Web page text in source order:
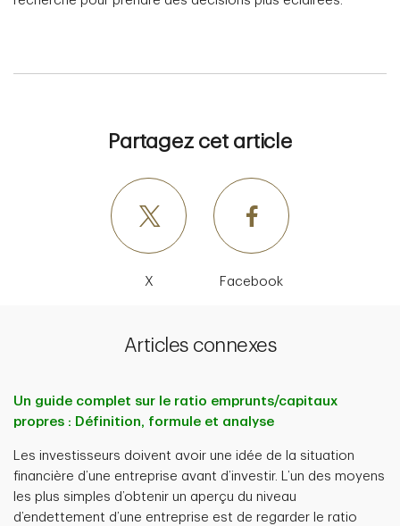
Partagez cet article
X Facebook
Articles connexes
Un guide complet sur le ratio emprunts/capitaux
propres : Définition, formule et analyse
Les investisseurs doivent avoir une idée de la situation
financière d’une entreprise avant d’investir. L’un des moyens
les plus simples d’obtenir un aperçu du niveau
d’endettement d’une entreprise est de regarder le ratio